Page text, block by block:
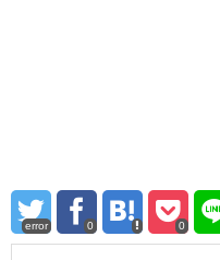
error 0 0